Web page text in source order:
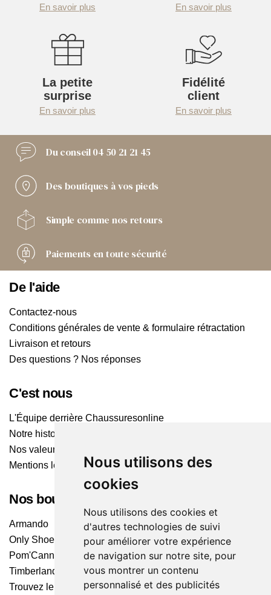
Nous utilisons des
cookies
Nous utilisons des cookies et
d'autres technologies de suivi
pour améliorer votre expérience
de navigation sur notre site, pour
vous montrer un contenu
personnalisé et des publicités
En savoir plus En savoir plus
La petite
surprise
En savoir plus
Fidélité
client
En savoir plus
Du conseil04 50 21 21 45
Des boutiques à vos pieds
Simple comme nos retours
Paiements en toute sécurité
De l'aide
Contactez-nous
Conditions générales de vente & formulaire rétractation
Livraison et retours
Des questions ? Nos réponses
C'est nous
L'Équipe derrière Chaussuresonline
Notre histoire
Nos valeurs
Mentions légales
Nos boutiques
Armando
Only Shoes
Pom'Cannelle
Timberland
Trouvez le magasin le plus proche